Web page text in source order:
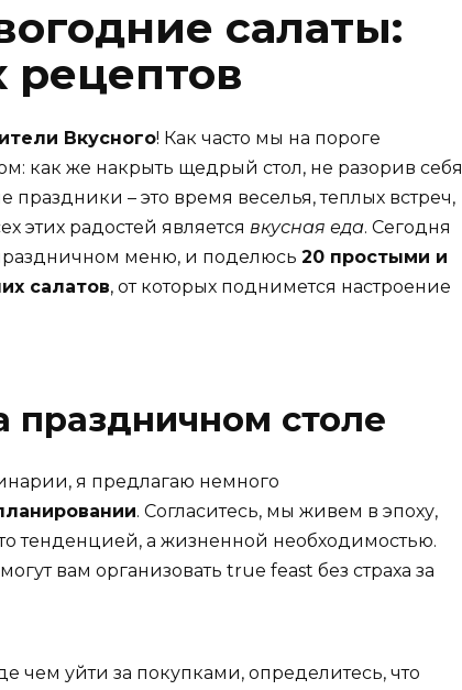
салаты:
Вкусного! Как часто мы на пороге
как же накрыть щедрый стол, не разорив себя
– это время веселья, теплых встреч,
этих радостей является вкусная еда. Сегодня
меню, и поделюсь 20 простыми и
салатов, от которых поднимется настроение
праздничном столе
я предлагаю немного
. Согласитесь, мы живем в эпоху,
тенденцией, а жизненной необходимостью.
вам организовать true feast без страха за
чем уйти за покупками, определитесь, что